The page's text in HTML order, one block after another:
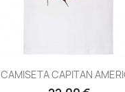
Vista rápida
CAMISETA CAPITAN